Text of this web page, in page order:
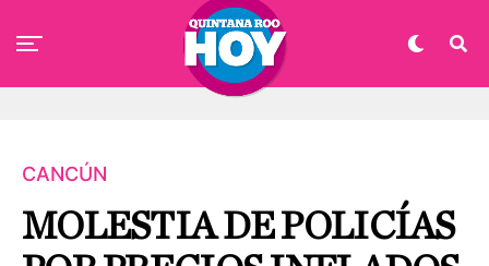
CANCÚN
MOLESTIA DE POLICÍAS